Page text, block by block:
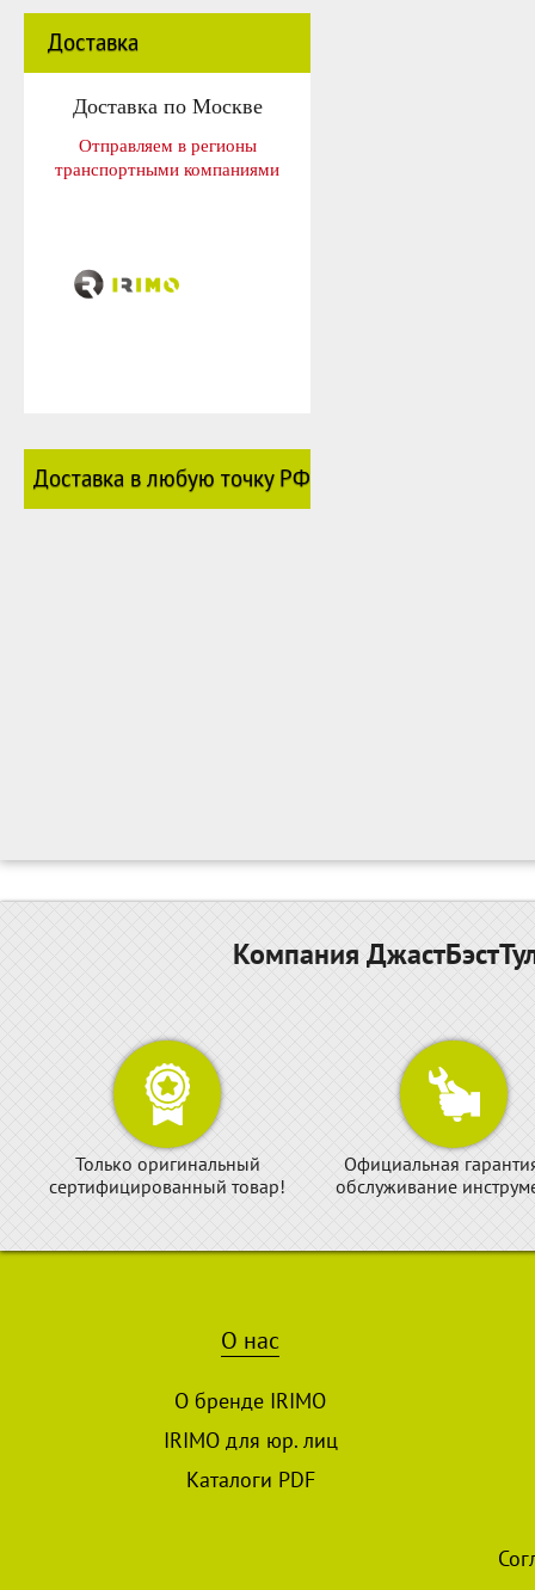
Доставка
Доставка по Москве
Отправляем в регионы
транспортными компаниями
Доставка в любую точку РФ
Компания
Только оригинальный
сертифицированный товар!
Официальная
обслуживание
О нас
О бренде IRIMO
IRIMO для юр. лиц
Каталоги PDF